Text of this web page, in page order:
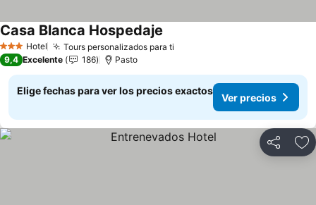
3 Estrellas
Hotel Tours personalizados para ti
Casa Blanca Hospedaje
9,4 Excelente 186 Pasto
Elige fechas para ver los precios exactos
Ver precios
Compartir